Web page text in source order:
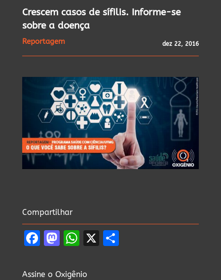
Crescem casos de sífilis. Informe-se
sobre a doença
Reportagem dez 22, 2016
Compartilhar
Facebook
Mastodon
WhatsApp
X
Assine o Oxigênio